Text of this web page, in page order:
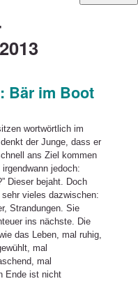
Bär im Boot
wortwörtlich im
der Junge, dass er
ans Ziel kommen
jedoch:
Dieser bejaht. Doch
vieles dazwischen:
Strandungen. Sie
ins nächste. Die
das Leben, mal ruhig,
mal
mal
Ende ist nicht